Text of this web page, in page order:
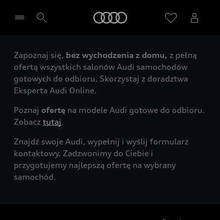
Wybierz Twojego Partnera Audi
Zapoznaj się, bez wychodzenia z domu, z pełną
ofertą wszystkich salonów Audi samochodów
gotowych do odbioru. Skorzystaj z doradztwa
Eksperta Audi Online.
Poznaj ofertę na modele Audi gotowe do odbioru.
Zobacz tutaj.
Znajdź swoje Audi, wypełnij i wyślij formularz
kontaktowy. Zadzwonimy do Ciebie i
przygotujemy najlepszą ofertę na wybrany
samochód.